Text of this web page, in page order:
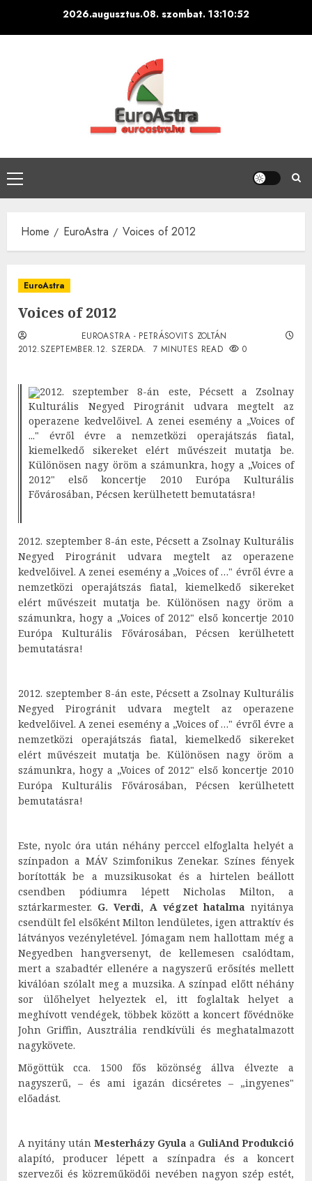
2026.augusztus.08. szombat. 13:10:53
Primary
Menu
Home EuroAstra Voices of 2012
EuroAstra
Voices of 2012
EUROASTRA - PETRÁSOVITS ZOLTÁN
2012.SZEPTEMBER.12. SZERDA.
7 MINUTES READ 0
2012. szeptember 8-án este, Pécsett a Zsolnay
Kulturális Negyed Pirogránit udvara megtelt az
operazene kedvelőivel. A zenei esemény a „Voices of
..." évről évre a nemzetközi operajátszás fiatal,
kiemelkedő sikereket elért művészeit mutatja be.
Különösen nagy öröm a számunkra, hogy a „Voices of
2012" első koncertje 2010 Európa Kulturális
Fővárosában, Pécsen kerülhetett bemutatásra!
2012. szeptember 8-án este, Pécsett a Zsolnay Kulturális
Negyed Pirogránit udvara megtelt az operazene
kedvelőivel. A zenei esemény a „Voices of …" évről évre a
nemzetközi operajátszás fiatal, kiemelkedő sikereket
elért művészeit mutatja be. Különösen nagy öröm a
számunkra, hogy a „Voices of 2012" első koncertje 2010
Európa Kulturális Fővárosában, Pécsen kerülhetett
bemutatásra!
2012. szeptember 8-án este, Pécsett a Zsolnay Kulturális
Negyed Pirogránit udvara megtelt az operazene
kedvelőivel. A zenei esemény a „Voices of …" évről évre a
nemzetközi operajátszás fiatal, kiemelkedő sikereket
elért művészeit mutatja be. Különösen nagy öröm a
számunkra, hogy a „Voices of 2012" első koncertje 2010
Európa Kulturális Fővárosában, Pécsen kerülhetett
bemutatásra!
Este, nyolc óra után néhány perccel elfoglalta helyét a
színpadon a MÁV Szimfonikus Zenekar. Színes fények
borították be a muzsikusokat és a hirtelen beállott
csendben pódiumra lépett Nicholas Milton, a
sztárkarmester. G. Verdi, A végzet hatalma nyitánya
csendült fel elsőként Milton lendületes, igen attraktív és
látványos vezényletével. Jómagam nem hallottam még a
Negyedben hangversenyt, de kellemesen csalódtam,
mert a szabadtér ellenére a nagyszerű erősítés mellett
kiválóan szólalt meg a muzsika. A színpad előtt néhány
sor ülőhelyet helyeztek el, itt foglaltak helyet a
meghívott vendégek, többek között a koncert fővédnöke
John Griffin, Ausztrália rendkívüli és meghatalmazott
nagykövete.
Mögöttük cca. 1500 fős közönség állva élvezte a
nagyszerű, – és ami igazán dicséretes – „ingyenes"
előadást.
A nyitány után Mesterházy Gyula a GuliAnd Produkció
alapító, producer lépett a színpadra és a koncert
szervezői és közreműködői nevében nagyon szép estét,